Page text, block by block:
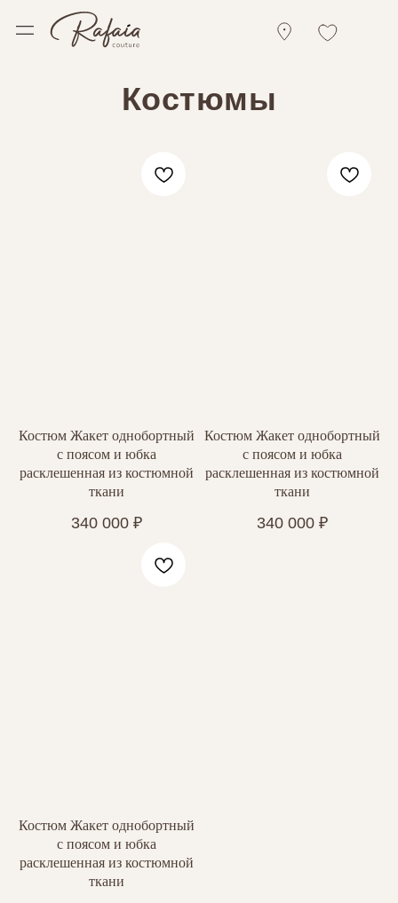
Костюмы
Костюм Жакет однобортный
с поясом и юбка
расклешенная из костюмной
ткани
340 000 ₽
Костюм Жакет однобортный
с поясом и юбка
расклешенная из костюмной
ткани
340 000 ₽
Костюм Жакет однобортный
с поясом и юбка
расклешенная из костюмной
ткани